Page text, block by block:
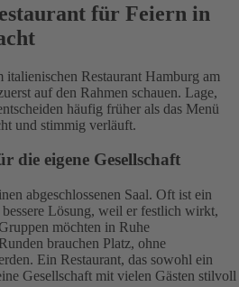
für Feiern in
Restaurant Hamburg am
auf den Rahmen schauen. Lage,
häufig früher als das Menü
und stimmig verläuft.
die eigene Gesellschaft
abgeschlossenen Saal. Oft ist ein
Lösung, weil er festlich wirkt,
möchten in Ruhe
brauchen Platz, ohne
Ein Restaurant, das sowohl ein
Gesellschaft mit vielen Gästen stilvoll